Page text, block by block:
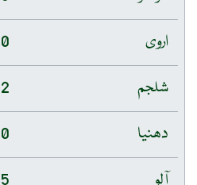
اروی
شلجم
دھنیا
آلو